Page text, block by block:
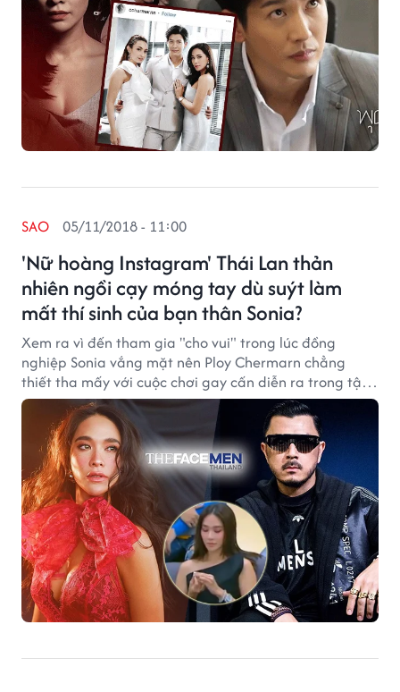
'Nữ hoàng Instagram' Thái Lan thản
nhiên ngồi cạy móng tay dù suýt làm
mất thí sinh của bạn thân Sonia?
SAO 05/11/2018 - 11:00
Xem ra vì đến tham gia "cho vui" trong lúc đồng
nghiệp Sonia vắng mặt nên Ploy Chermarn chẳng
thiết tha mấy với cuộc chơi gay cấn diễn ra trong tập
5 The Face Men Thailand.